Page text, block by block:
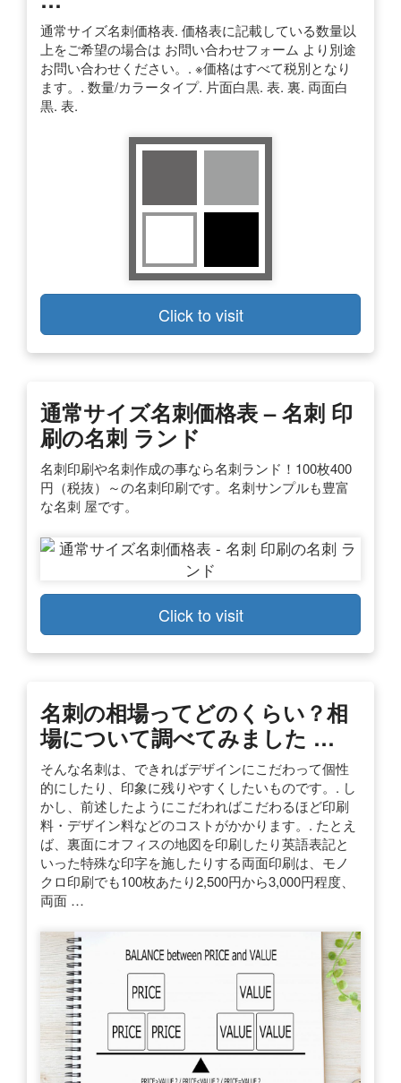
通常サイズ名刺価格表. 価格表に記載している数量以
上をご希望の場合は お問い合わせフォーム より別途
お問い合わせください。. ※価格はすべて税別となり
ます。. 数量/カラータイプ. 片面白黒. 表. 裏. 両面白
黒. 表.
Click to visit
通常サイズ名刺価格表 – 名刺 印
刷の名刺 ランド
名刺印刷や名刺作成の事なら名刺ランド！100枚400
円（税抜）～の名刺印刷です。名刺サンプルも豊富
な名刺 屋です。
Click to visit
名刺の相場ってどのくらい？相
場について調べてみました …
そんな名刺は、できればデザインにこだわって個性
的にしたり、印象に残りやすくしたいものです。. し
かし、前述したようにこだわればこだわるほど印刷
料・デザイン料などのコストがかかります。. たとえ
ば、裏面にオフィスの地図を印刷したり英語表記と
いった特殊な印字を施したりする両面印刷は、モノ
クロ印刷でも100枚あたり2,500円から3,000円程度、
両面 …